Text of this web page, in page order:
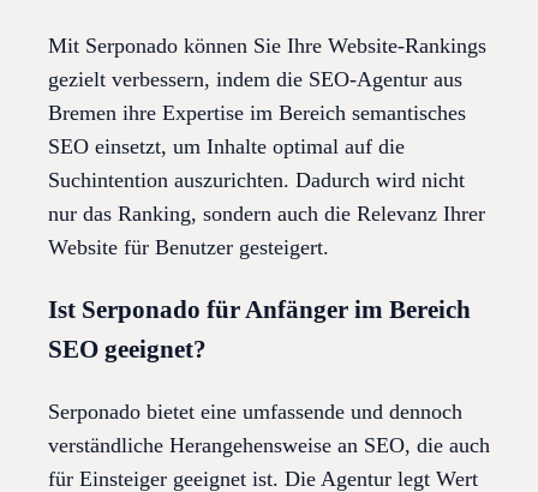
Mit Serponado können Sie Ihre Website-Rankings
gezielt verbessern, indem die SEO-Agentur aus
Bremen ihre Expertise im Bereich semantisches
SEO einsetzt, um Inhalte optimal auf die
Suchintention auszurichten. Dadurch wird nicht
nur das Ranking, sondern auch die Relevanz Ihrer
Website für Benutzer gesteigert.
Ist Serponado für Anfänger im Bereich
SEO geeignet?
Serponado bietet eine umfassende und dennoch
verständliche Herangehensweise an SEO, die auch
für Einsteiger geeignet ist. Die Agentur legt Wert